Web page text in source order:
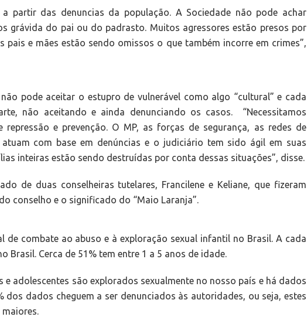
partir das denuncias da população. A Sociedade não pode achar
grávida do pai ou do padrasto. Muitos agressores estão presos por
pais e mães estão sendo omissos o que também incorre em crimes”,
pode aceitar o estupro de vulnerável como algo “cultural” e cada
não aceitando e ainda denunciando os casos. “Necessitamos
repressão e prevenção. O MP, as forças de segurança, as redes de
com base em denúncias e o judiciário tem sido ágil em suas
inteiras estão sendo destruídas por conta dessas situações”, disse.
de duas conselheiras tutelares, Francilene e Keliane, que fizeram
conselho e o significado do “Maio Laranja”.
de combate ao abuso e à exploração sexual infantil no Brasil. A cada
Brasil. Cerca de 51% tem entre 1 a 5 anos de idade.
e adolescentes são explorados sexualmente no nosso país e há dados
dos dados cheguem a ser denunciados às autoridades, ou seja, estes